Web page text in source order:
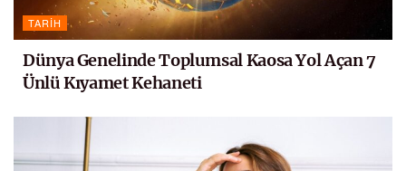
TARIH
Dünya Genelinde Toplumsal Kaosa Yol Açan 7
Ünlü Kıyamet Kehaneti